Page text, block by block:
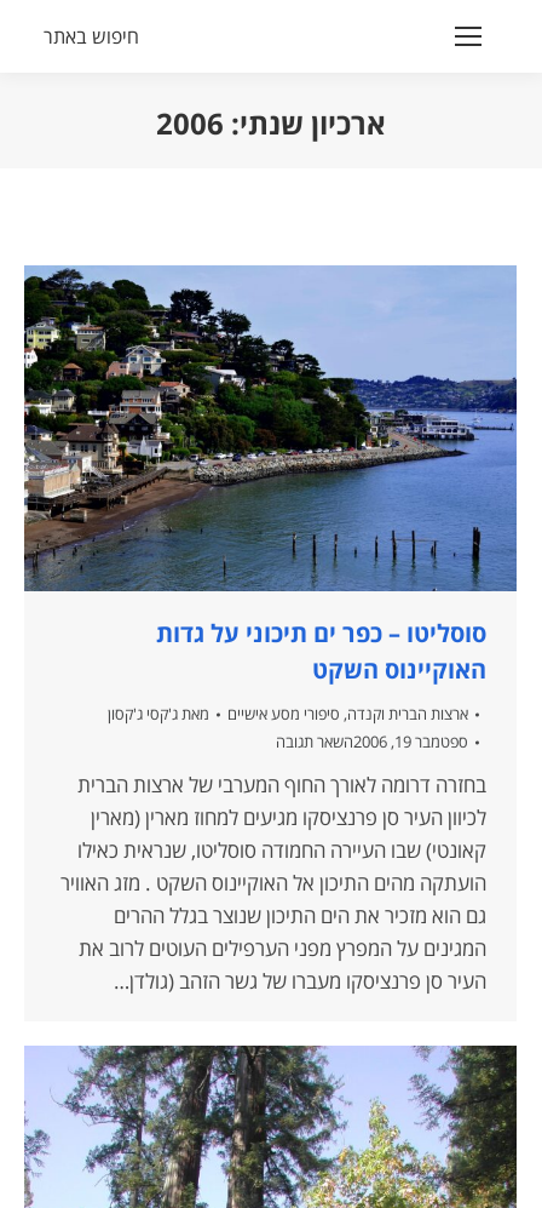
Search:
חיפוש באתר
ארכיון שנתי: 2006
סוסליטו – כפר ים תיכוני על גדות
האוקיינוס השקט
ארצות הברית וקנדה, סיפורי מסע אישיים מאתג'קסי ג'קסון
ספטמבר 19, 2006
השאר תגובה
בחזרה דרומה לאורך החוף המערבי של ארצות הברית
לכיוון העיר סן פרנציסקו מגיעים למחוז מארין (מארין
קאונטי) שבו העיירה החמודה סוסליטו, שנראית כאילו
הועתקה מהים התיכון אל האוקיינוס השקט . מזג האוויר
גם הוא מזכיר את הים התיכון שנוצר בגלל ההרים
המגינים על המפרץ מפני הערפילים העוטים לרוב את
העיר סן פרנציסקו מעברו של גשר הזהב (גולדן…